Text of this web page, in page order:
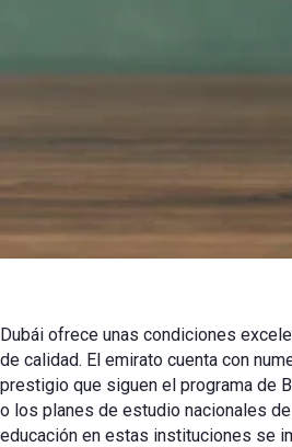
Dubái ofrece unas condiciones
de calidad. El emirato cuenta con
prestigio que siguen el programa de
o los planes de estudio nacionales
educación en estas instituciones se